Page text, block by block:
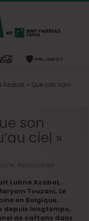
Azabal: « Que son nom
son
ciel »
Lubna Azabal,
Touzani, Le
en Belgique.
depuis longtemps,
de caftans dans